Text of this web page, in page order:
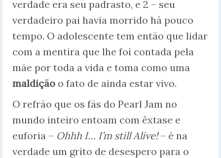
verdade era seu padrasto, e 2 – seu
verdadeiro pai havia morrido há pouco
tempo. O adolescente tem então que lidar
com a mentira que lhe foi contada pela
mãe por toda a vida e toma como uma
maldição o fato de ainda estar vivo.
O refrão que os fãs do Pearl Jam no
mundo inteiro entoam com êxtase e
euforia – Ohhh I… I’m still Alive!– é na
verdade um grito de desespero para o